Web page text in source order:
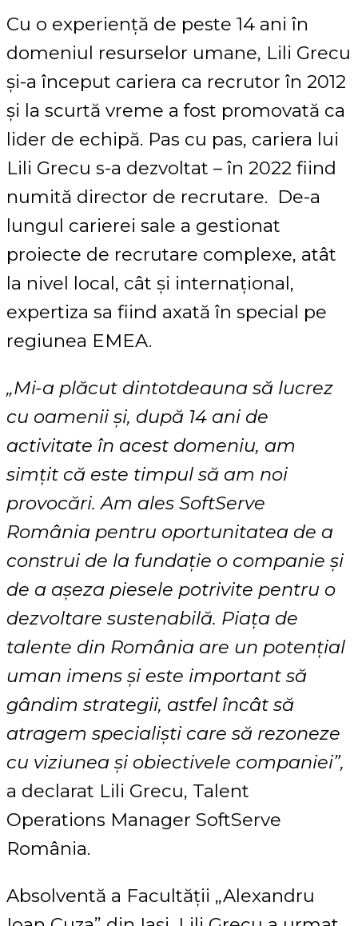
Cu o experiență de peste 14 ani în
domeniul resurselor umane, Lili Grecu
și-a început cariera ca recrutor în 2012
și la scurtă vreme a fost promovată ca
lider de echipă. Pas cu pas, cariera lui
Lili Grecu s-a dezvoltat – în 2022 fiind
numită director de recrutare. De-a
lungul carierei sale a gestionat
proiecte de recrutare complexe, atât
la nivel local, cât și internațional,
expertiza sa fiind axată în special pe
regiunea EMEA.
„Mi-a plăcut dintotdeauna să lucrez
cu oamenii și, după 14 ani de
activitate în acest domeniu, am
simțit că este timpul să am noi
provocări. Am ales SoftServe
România pentru oportunitatea de a
construi de la fundație o companie și
de a așeza piesele potrivite pentru o
dezvoltare sustenabilă. Piața de
talente din România are un potențial
uman imens și este important să
gândim strategii, astfel încât să
atragem specialiști care să rezoneze
cu viziunea și obiectivele companiei”,
a declarat Lili Grecu, Talent
Operations Manager SoftServe
România.
Absolventă a Facultății „Alexandru